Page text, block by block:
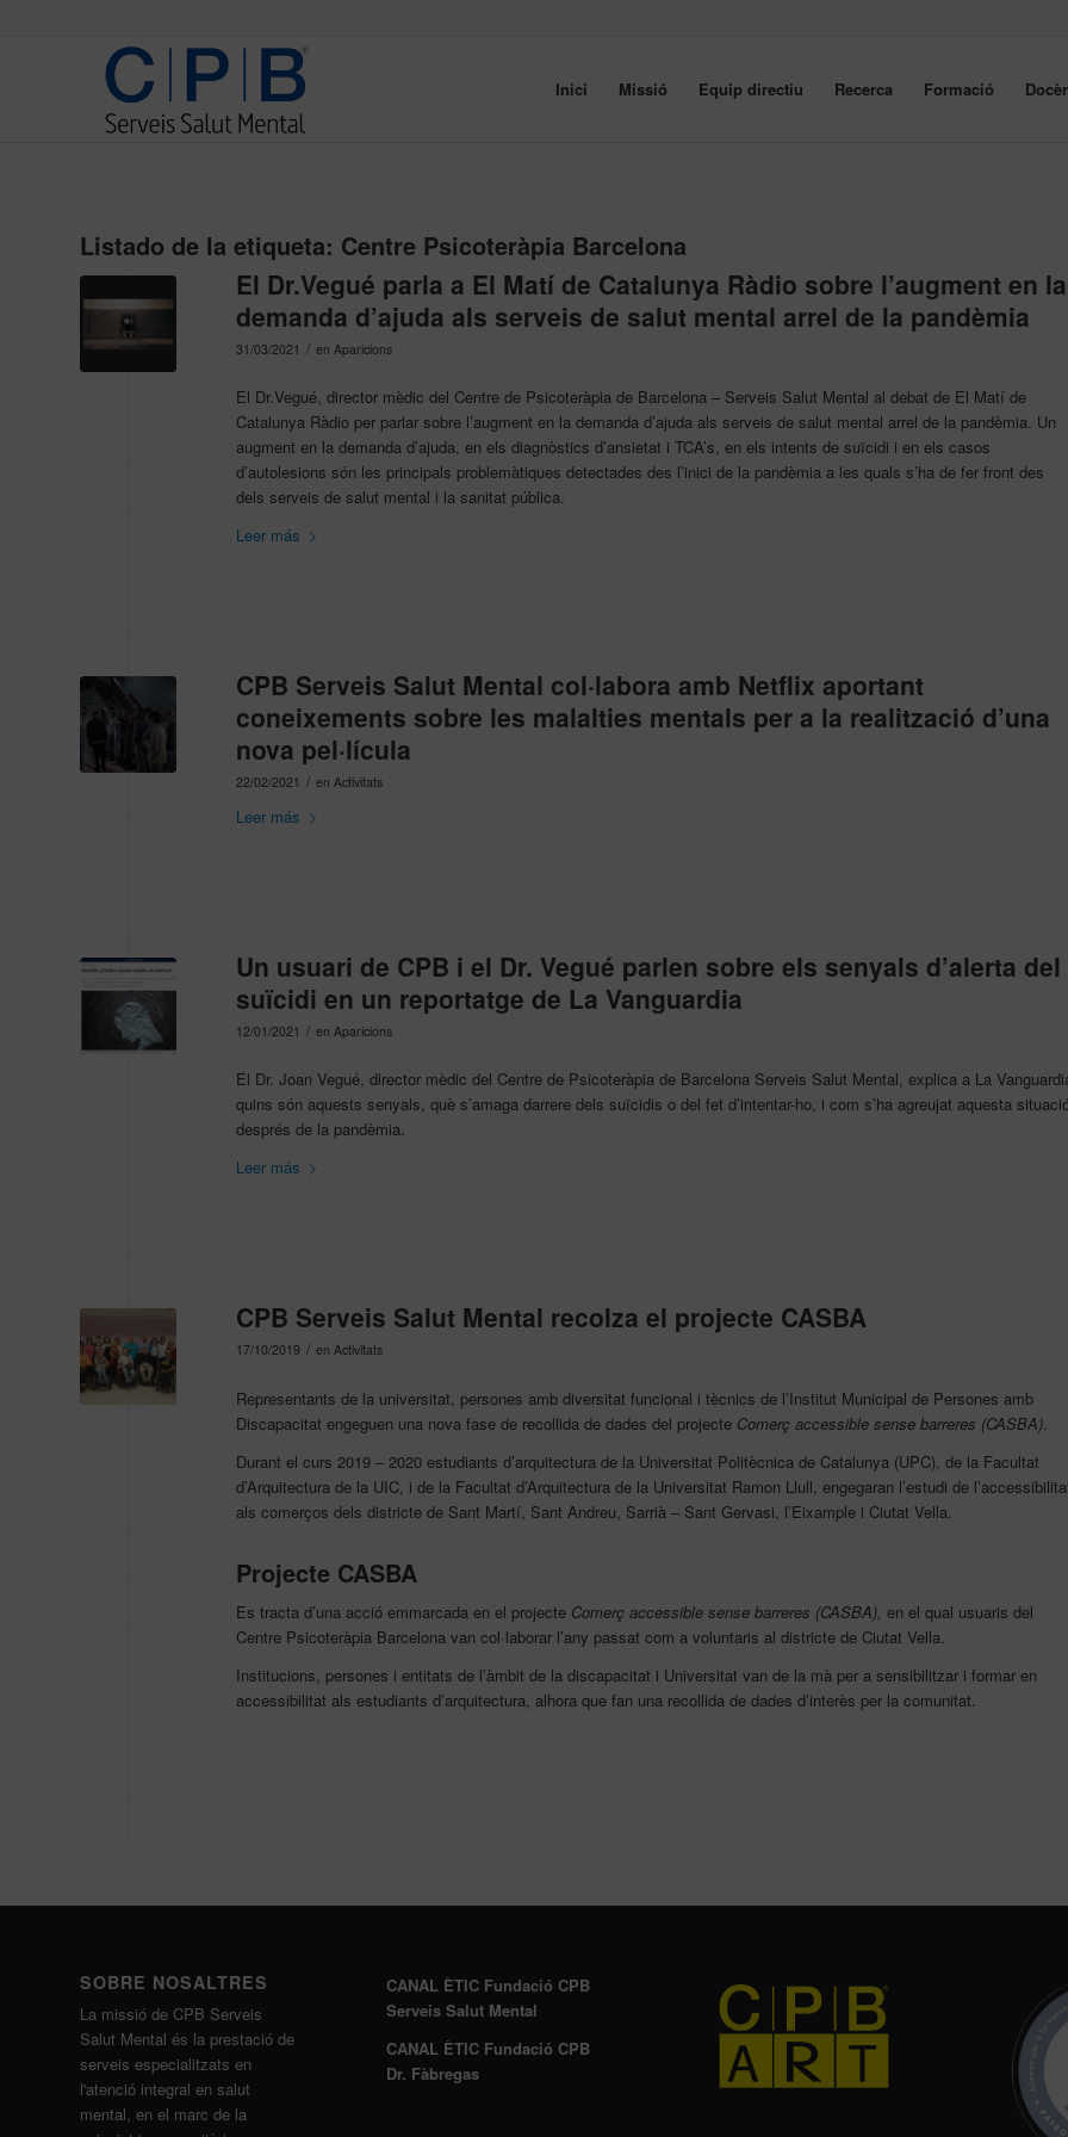
Inici Missió Equip directiu Recerca Formació
Listado de la etiqueta: Centre Psicoteràpia Barcelona
El Dr.Vegué parla a El Matí de Catalunya Ràdio sobre l’augment en la
demanda d’ajuda als serveis de salut mental arrel de la pandèmia
31/03/2021 / en Aparicions
El Dr.Vegué, director mèdic del Centre de Psicoteràpia de Barcelona – Serveis Salut Mental al debat de El Matí de
Catalunya Ràdio per parlar sobre l’augment en la demanda d’ajuda als serveis de salut mental arrel de la pandèmia. Un
augment en la demanda d’ajuda, en els diagnòstics d’ansietat i TCA’s, en els intents de suïcidi i en els casos
d’autolesions són les principals problemàtiques detectades des l’inici de la pandèmia a les quals s’ha de fer front des
dels serveis de salut mental i la sanitat pública.
Leer más
CPB Serveis Salut Mental col·labora amb Netflix aportant
coneixements sobre les malalties mentals per a la realització d’una
nova pel·lícula
22/02/2021 / en Activitats
Leer más
Un usuari de CPB i el Dr. Vegué parlen sobre els senyals d’alerta del
suïcidi en un reportatge de La Vanguardia
12/01/2021 / en Aparicions
El Dr. Joan Vegué, director mèdic del Centre de Psicoteràpia de Barcelona Serveis Salut Mental, explica a La
quins són aquests senyals, què s’amaga darrere dels suïcidis o del fet d’intentar-ho, i com s’ha agreujat aquesta
després de la pandèmia.
Leer más
CPB Serveis Salut Mental recolza el projecte CASBA
17/10/2019 / en Activitats
Representants de la universitat, persones amb diversitat funcional i tècnics de l’Institut Municipal de Persones amb
Discapacitat engeguen una nova fase de recollida de dades del projecte Comerç accessible sense barreres (CASBA)
Durant el curs 2019 – 2020 estudiants d’arquitectura de la Universitat Politècnica de Catalunya (UPC), de la Facultat
d’Arquitectura de la UIC, i de la Facultat d’Arquitectura de la Universitat Ramon Llull, engegaran l’estudi de
als comerços dels districte de Sant Martí, Sant Andreu, Sarrià – Sant Gervasi, l’Eixample i Ciutat Vella.
Projecte CASBA
Es tracta d’una acció emmarcada en el projecte Comerç accessible sense barreres (CASBA), en el qual usuaris del
Centre Psicoteràpia Barcelona van col·laborar l’any passat com a voluntaris al districte de Ciutat Vella.
Institucions, persones i entitats de l’àmbit de la discapacitat i Universitat van de la mà per a sensibilitzar i formar en
accessibilitat als estudiants d’arquitectura, alhora que fan una recollida de dades d’interès per la comunitat.
SOBRE NOSALTRES
La missió de CPB Serveis
Salut Mental és la prestació de
serveis especialitzats en
l'atenció integral en salut
mental, en el marc de la
CANAL ÈTIC Fundació CPB
Serveis Salut Mental
CANAL ÈTIC Fundació CPB
Dr. Fàbregas